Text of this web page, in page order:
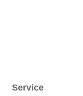
Service